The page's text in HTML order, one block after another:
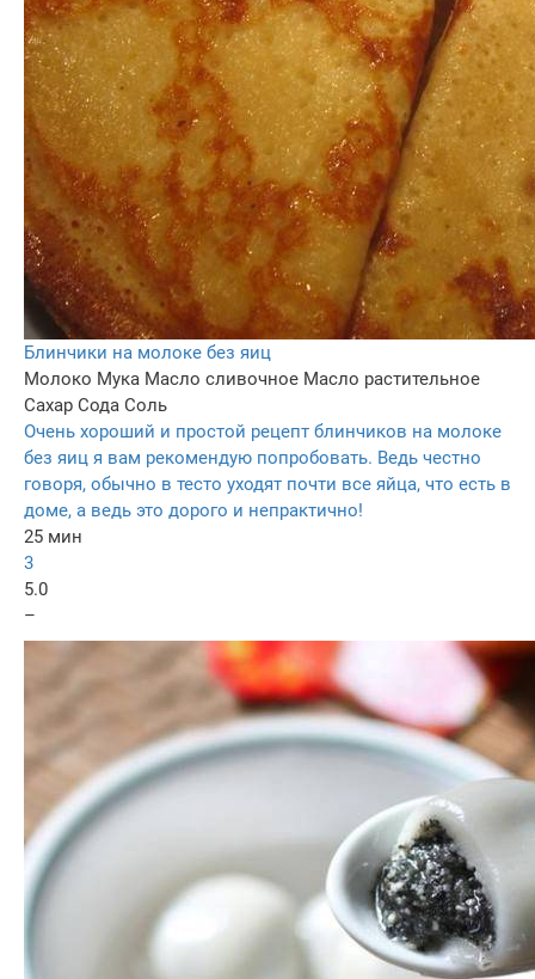
Блинчики на молоке без яиц
Молоко Мука Масло сливочное Масло растительное
Сахар Сода Соль
Очень хороший и простой рецепт блинчиков на молоке
без яиц я вам рекомендую попробовать. Ведь честно
говоря, обычно в тесто уходят почти все яйца, что есть в
доме, а ведь это дорого и непрактично!
25 мин
3
5.0
–